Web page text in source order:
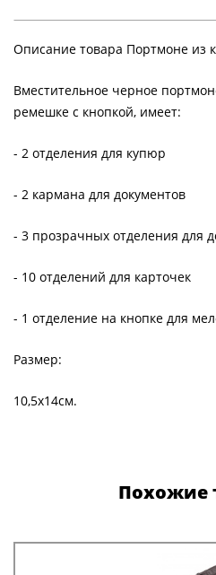
Описание товара Портмоне из
Вместительное черное
ремешке с кнопкой, имеет:
- 2 отделения для купюр
- 2 кармана для документов
- 3 прозрачных отделения для
- 10 отделений для карточек
- 1 отделение на кнопке для
Размер:
10,5х14см.
Похожие